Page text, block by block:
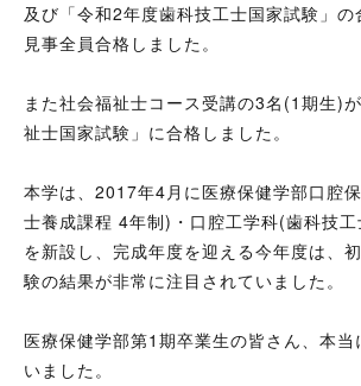
及び「令和2年度歯科技工士国家試験」の
見事全員合格しました。
また社会福祉士コース受講の3名(1期生)
祉士国家試験」に合格しました。
本学は、2017年4月に医療保健学部口腔
士養成課程 4年制)・口腔工学科(歯科技
を新設し、完成年度を迎える今年度は、
験の結果が非常に注目されていました。
医療保健学部第1期卒業生の皆さん、本
いました。